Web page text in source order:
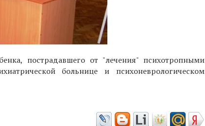
пострадавшего от "лечения" психотропными
больнице и психоневрологическом